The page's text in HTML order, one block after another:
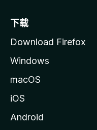
下载
Download Firefox
Windows
macOS
iOS
Android